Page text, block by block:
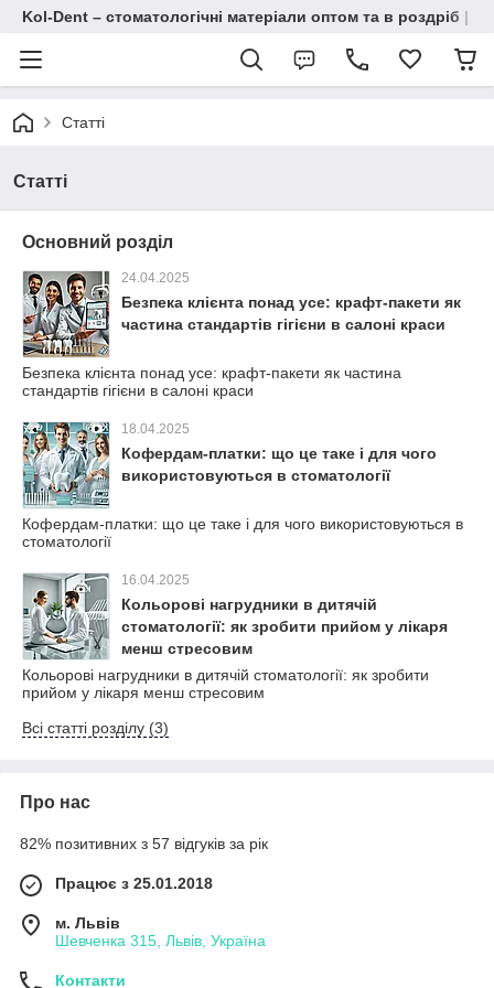
Kol-Dent – ​​стоматологічні матеріали оптом та в роздріб |
Статті
Статті
Основний розділ
24.04.2025
Безпека клієнта понад усе: крафт-пакети як
частина стандартів гігієни в салоні краси
Безпека клієнта понад усе: крафт-пакети як частина
стандартів гігієни в салоні краси
18.04.2025
Кофердам-платки: що це таке і для чого
використовуються в стоматології
Кофердам-платки: що це таке і для чого використовуються в
стоматології
16.04.2025
Кольорові нагрудники в дитячій
стоматології: як зробити прийом у лікаря
менш стресовим
Кольорові нагрудники в дитячій стоматології: як зробити
прийом у лікаря менш стресовим
Всі статті розділу (3)
Про нас
82% позитивних з 57 відгуків за рік
Працює з 25.01.2018
м. Львів
Шевченка 315, Львів, Україна
Контакти